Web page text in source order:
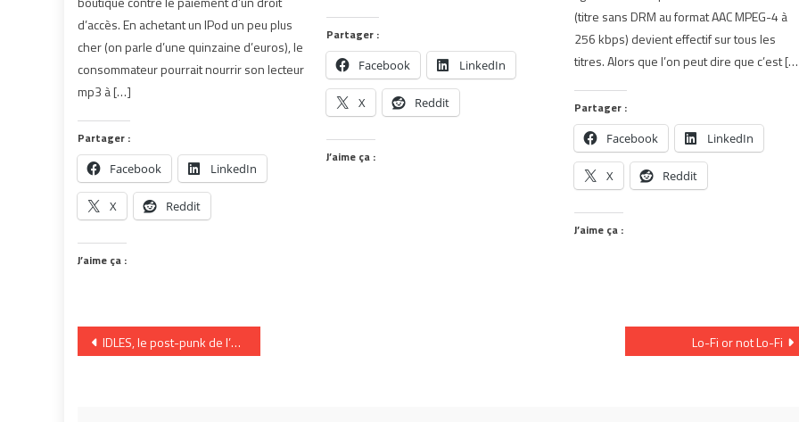
d’accès. En achetant un IPod un peu plus
cher (on parle d’une quinzaine d’euros), le
consommateur pourrait nourrir son lecteur
mp3 à […]
Partager :
Facebook LinkedIn
X Reddit
J’aime ça :
Partager :
Facebook LinkedIn
X Reddit
J’aime ça :
(titre sans DRM au format AAC MPEG-4 à
256 kbps) devient effectif sur tous les
titres. Alors que l’on peut dire que c’est
Partager :
Facebook LinkedIn
X Reddit
J’aime ça :
Navigation
IDLES, le post-punk de l’empathie ? | TANGERINE Lo-Fi or not Lo-Fi